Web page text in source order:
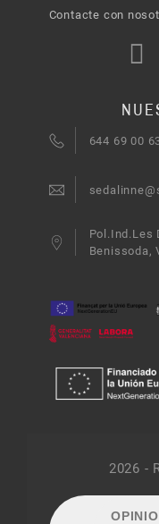
Contacte con
644 69 00
Pol.Ind.Les
Benissoda,
2026 -